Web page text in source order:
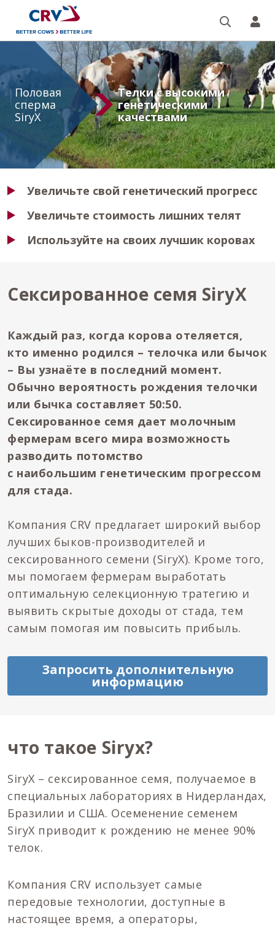
Половая
сперма
Половая
сперма
SiryX
Телки с высокими
генетическими
качествами
Увеличьте свой генетический прогресс
Увеличьте стоимость лишних телят
Используйте на своих лучшик коровах
Сексированное семя SiryX
Каждый раз, когда корова отеляется,
кто именно родился – телочка или бычок
– Вы узнаёте в последний момент.
Обычно вероятность рождения телочки
или бычка составляет 50:50.
Сексированное семя дает молочным
фермерам всего мира возможность
разводить потомство
с наибольшим генетическим прогрессом
для стада.
Компания CRV предлагает широкий выбор
лучших быков-производителей и
сексированного семени (SiryX). Кроме того,
мы помогаем фермерам выработать
оптимальную селекционную тратегию и
выявить скрытые доходы от стада, тем
самым помогая им повысить прибыль.
Запросить дополнительную
информацию
что такое Siryx?
SiryX – сексированное семя, получаемое в
специальных лабораториях в Нидерландах,
Бразилии и США. Осеменение семенем
SiryX приводит к рождению не менее 90%
телок.
Компания CRV использует самые
передовые технологии, доступные в
настоящее время, а операторы,